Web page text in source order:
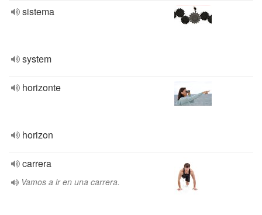
sistema
system
horizonte
horizon
carrera
Vamos a ir en una carrera.